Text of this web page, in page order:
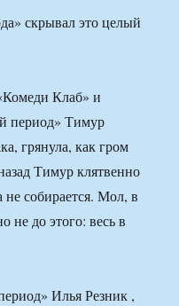
скрывал это целый
Клаб» и
период» Тимур
грянула, как гром
Тимур клятвенно
не собирается. Мол, в
не до этого: весь в
Илья Резник ,